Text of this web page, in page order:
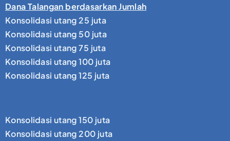
Dana Talangan berdasarkan Jumlah
Konsolidasi utang 25 juta
Konsolidasi utang 50 juta
Konsolidasi utang 75 juta
Konsolidasi utang 100 juta
Konsolidasi utang 125 juta
Konsolidasi utang 150 juta
Konsolidasi utang 200 juta